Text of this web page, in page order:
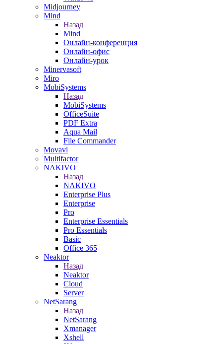
Midjourney
Mind
Назад
Mind
Онлайн-конференция
Онлайн-офис
Онлайн-урок
Minervasoft
Miro
MobiSystems
Назад
MobiSystems
OfficeSuite
PDF Extra
Aqua Mail
File Commander
Movavi
Multifactor
NAKIVO
Назад
NAKIVO
Enterprise Plus
Enterprise
Pro
Enterprise Essentials
Pro Essentials
Basic
Office 365
Neaktor
Назад
Neaktor
Cloud
Server
NetSarang
Назад
NetSarang
Xmanager
Xshell